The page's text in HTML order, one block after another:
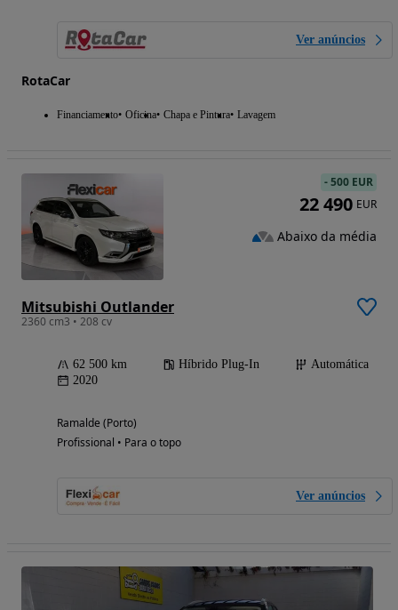
Ver anúncios
RotaCar
Financiamento Oficina Chapa e Pintura Lavagem
Mitsubishi Outlander
2360 cm3 • 208 cv
62 500 km Híbrido Plug-In
Automática
2020
Ramalde (Porto)
Profissional • Para o topo
Ver anúncios
-500 EUR
22 490 EUR
Abaixo da média